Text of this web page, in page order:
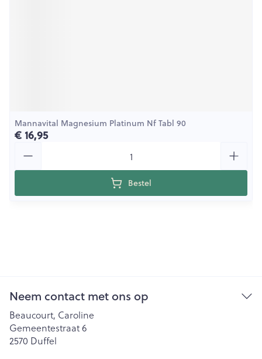
Mannavital Magnesium Platinum Nf Tabl 90
€ 16,95
Bestel
Neem contact met ons op
Beaucourt, Caroline
Gemeentestraat 6
2570 Duffel